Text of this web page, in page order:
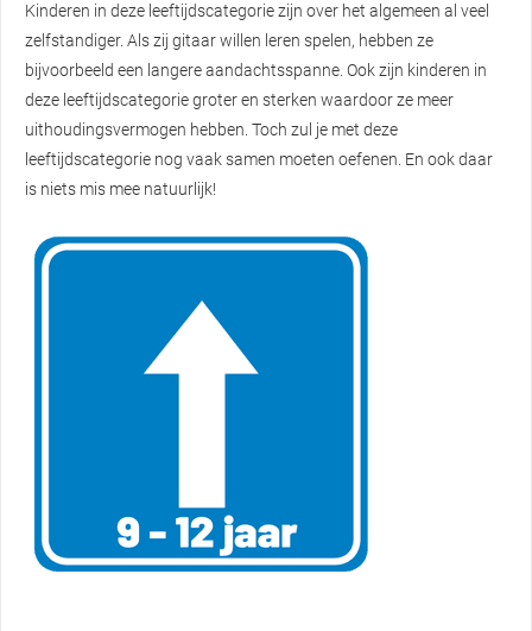
Kinderen in deze leeftijdscategorie zijn over het algemeen al veel
zelfstandiger. Als zij gitaar willen leren spelen, hebben ze
bijvoorbeeld een langere aandachtsspanne. Ook zijn kinderen in
deze leeftijdscategorie groter en sterken waardoor ze meer
uithoudingsvermogen hebben. Toch zul je met deze
leeftijdscategorie nog vaak samen moeten oefenen. En ook daar
is niets mis mee natuurlijk!